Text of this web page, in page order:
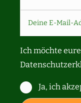
Ich möchte
Ja, ich